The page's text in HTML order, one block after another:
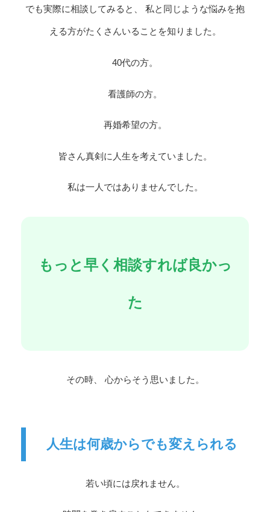
でも実際に相談してみると、 私と同じような悩みを抱
える方がたくさんいることを知りました。
40代の方。
看護師の方。
再婚希望の方。
皆さん真剣に人生を考えていました。
私は一人ではありませんでした。
もっと早く相談すれば良かっ
た
その時、 心からそう思いました。
人生は何歳からでも変えられる
若い頃には戻れません。